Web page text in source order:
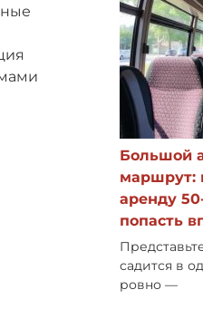
Большой
маршрут:
аренду
попасть
садится в
ровно —